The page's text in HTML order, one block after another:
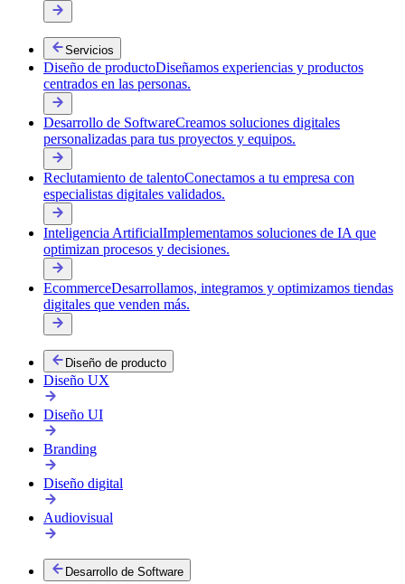
Servicios
Diseño de productoDiseñamos experiencias y productos
centrados en las personas.
Desarrollo de SoftwareCreamos soluciones digitales
personalizadas para tus proyectos y equipos.
Reclutamiento de talentoConectamos a tu empresa con
especialistas digitales validados.
Inteligencia ArtificialImplementamos soluciones de IA que
optimizan procesos y decisiones.
EcommerceDesarrollamos, integramos y optimizamos tiendas
digitales que venden más.
Diseño de producto
Diseño UX
Diseño UI
Branding
Diseño digital
Audiovisual
Desarrollo de Software